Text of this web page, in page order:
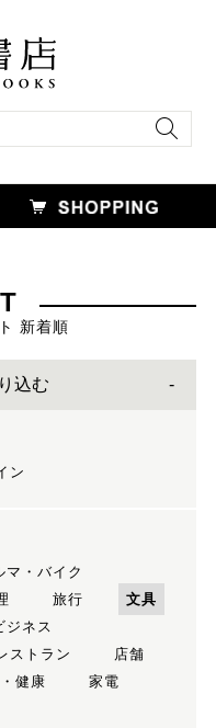
新着順
込む
ン
マ・バイク
旅行
文具
ジネス
ストラン
店舗
健康
家電